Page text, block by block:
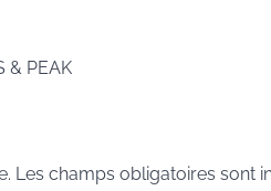
& PEAK
Les champs obligatoires sont